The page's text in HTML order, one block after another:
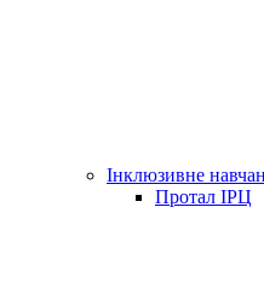
Інклюзивне
Протал ІРЦ